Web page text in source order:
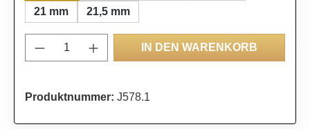
21 mm
21,5 mm
Produkt Anzahl: Gib den gewünschten
IN DEN WARENKORB
Produktnummer: J578.1